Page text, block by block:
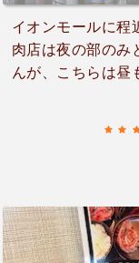
イオンモールに程
肉店は夜の部のみ
んが、こちらは昼
ランチで訪問。内
た。多様なホルモ
ご飯お代わり自由
キムチに加え牛す